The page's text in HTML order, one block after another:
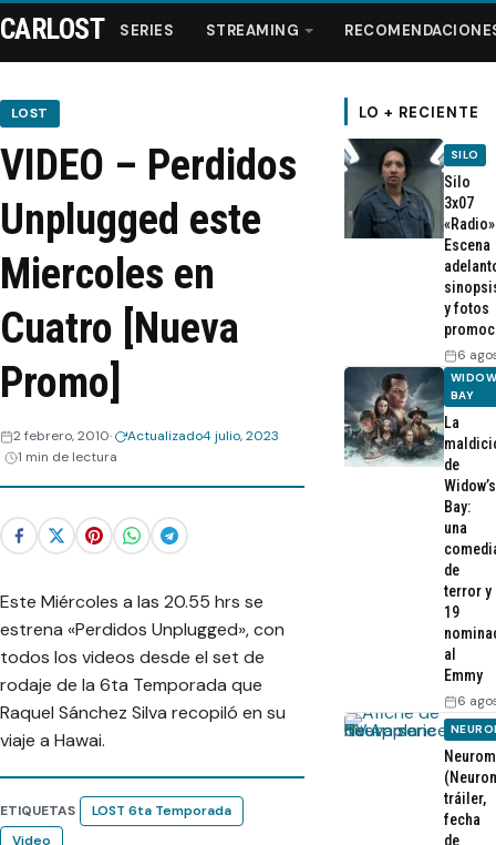
Series
Streaming
Recomendaciones
CARLOST SERIES STREAMING
LOST
VIDEO – Perdidos
Unplugged este
Miercoles en
Cuatro [Nueva
Promo]
2 febrero, 2010 Actualizado4 julio, 2023
1 min de lectura
Este Miércoles a las 20.55 hrs se
estrena «Perdidos Unplugged», con
todos los videos desde el set de
rodaje de la 6ta Temporada que
Raquel Sánchez Silva recopiló en su
viaje a Hawai.
ETIQUETAS
LOST 6ta Temporada
Video
LO + RECIENTE
SILO
Silo
3x07
Escena
y fotos
6
BAY
La
de
Widow’s
Bay:
una
de
terror y
19
al
Emmy
6
tráiler,
fecha
de